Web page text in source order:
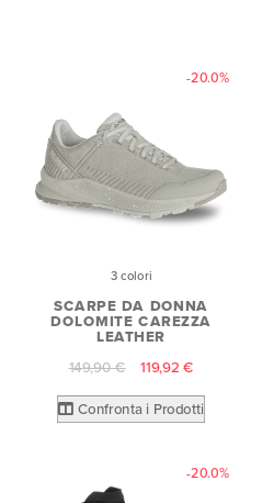
-20.0%
3 colori
SCARPE DA DONNA
DOLOMITE CAREZZA
LEATHER
149,90 €
119,92 €
Confronta i Prodotti
-20.0%